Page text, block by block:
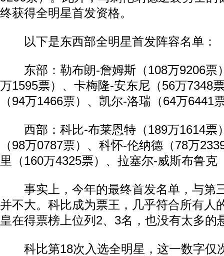
终获得全明星首发资格。
以下是东西部全明星首发阵容名单：
东部：勒布朗-詹姆斯（108万9206票
万1595票）、卡梅隆-安东尼（56万7348
（94万1466票）、凯尔-洛瑞（64万6441
西部：科比-布莱恩特（189万1614票
（98万0787票）、科怀-伦纳德（78万
里（160万4325票）、拉塞尔-威斯布鲁克
事实上，今年的最终首发名单，与第
并不大。科比成为票王，几乎符合所有人
皇在得票榜上位列2、3名，也没有太多的
科比第18次入选全明星，这一数字仅